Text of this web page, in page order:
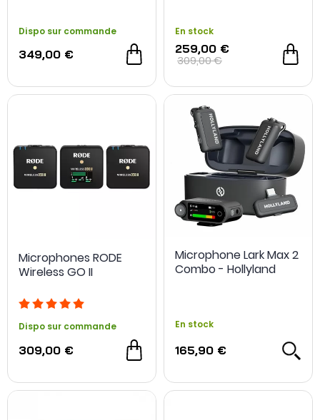
Dispo sur commande
349,00 €
En stock
259,00 €
309,00 €
Microphones RODE
Wireless GO II
Dispo sur commande
309,00 €
Microphone Lark Max 2
Combo - Hollyland
En stock
165,90 €